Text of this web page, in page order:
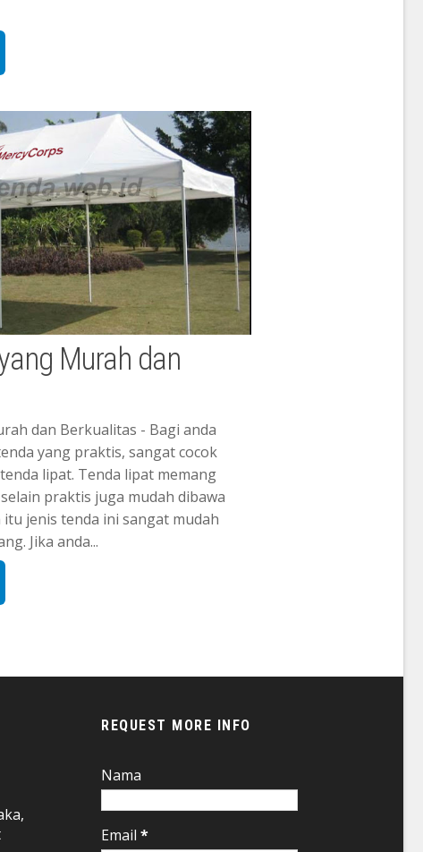
Murah dan
dan Berkualitas - Bagi anda
yang praktis, sangat cocok
lipat. Tenda lipat memang
praktis juga mudah dibawa
itu jenis tenda ini sangat mudah
Jika anda...
REQUEST MORE INFO
Nama
Email*